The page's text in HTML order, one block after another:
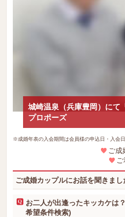
城崎温泉（兵庫豊岡）にて
プロポーズ
※成婚年表の入会期間は会員様の申込日・入会
ご成
ご成婚カップルにお話を聞きまし
お二人が出逢ったキッカケは
希望条件検索)